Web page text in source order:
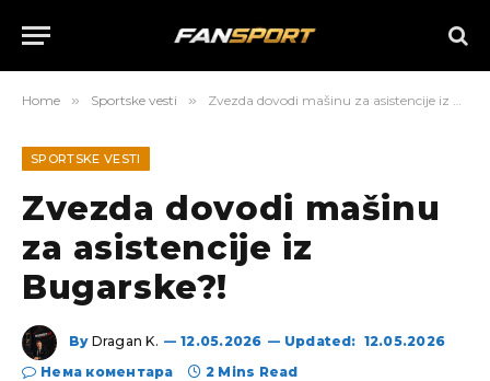
Home » Sportske vesti » Zvezda dovodi mašinu za asistencije iz Bugarske?!
SPORTSKE VESTI
Zvezda dovodi mašinu
za asistencije iz
Bugarske?!
By Dragan K. 12.05.2026 Updated: 12.05.2026
Нема коментара
2 Mins Read